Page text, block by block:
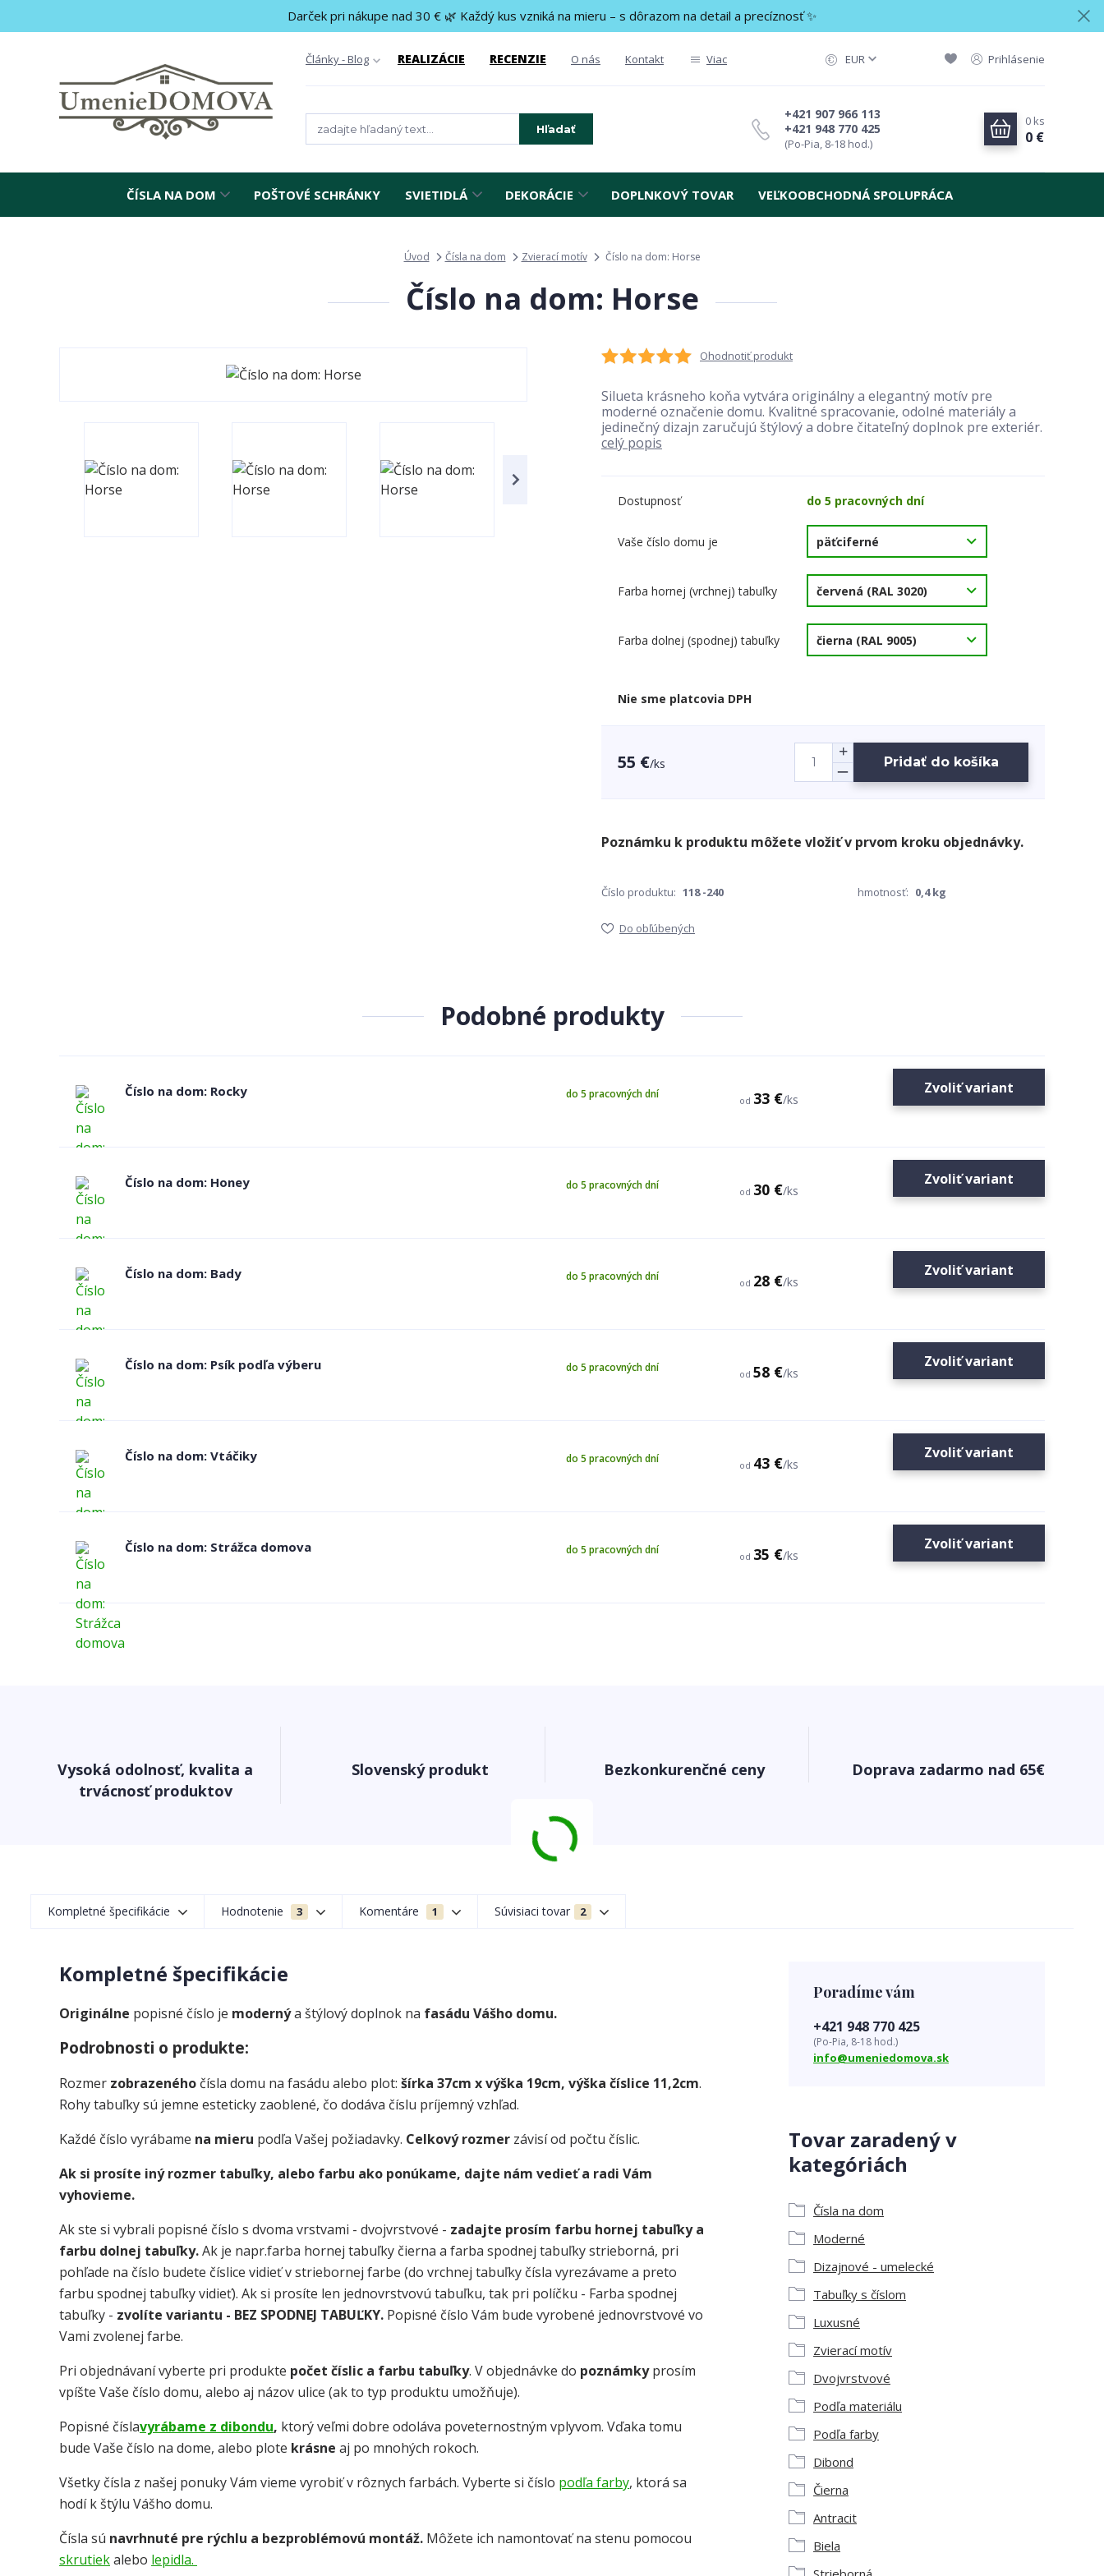
Darček pri nákupe nad 30 € 🌿 Každý kus vzniká na mieru – s dôrazom na detail a precíznosť ✨
Články - Blog REALIZÁCIE RECENZIE O nás Kontakt Viac EUR Prihlásenie
Hľadať +421 948 770 425
+421 907 966 113
(Po-Pia, 8-18 hod.)
0 ks
0 €
ČÍSLA NA DOM POŠTOVÉ SCHRÁNKY SVIETIDLÁ DEKORÁCIE DOPLNKOVÝ TOVAR VEĽKOOBCHODNÁ SPOLUPRÁCA
Úvod Čísla na dom Zvierací motív Číslo na dom: Horse
Číslo na dom: Horse
Ohodnotiť produkt
Silueta krásneho koňa vytvára originálny a elegantný motív pre
moderné označenie domu. Kvalitné spracovanie, odolné materiály a
jedinečný dizajn zaručujú štýlový a dobre čitateľný doplnok pre exteriér.
celý popis
Dostupnosť do 5 pracovných dní
Vaše číslo domu je
Farba hornej (vrchnej) tabuľky
Farba dolnej (spodnej) tabuľky
Nie sme platcovia DPH
55 €/ks Pridať do košíka
Číslo produktu: 118 -240 hmotnosť: 0,4 kg
Do obľúbených
Podobné produkty
Číslo na dom: Rocky
od 33 €/ks
do 5 pracovných dní Zvoliť variant
Číslo na dom: Honey
od 30 €/ks
do 5 pracovných dní Zvoliť variant
Číslo na dom: Bady
od 28 €/ks
do 5 pracovných dní Zvoliť variant
Číslo na dom: Psík podľa výberu
od 58 €/ks
do 5 pracovných dní Zvoliť variant
Číslo na dom: Vtáčiky
od 43 €/ks
do 5 pracovných dní Zvoliť variant
Číslo na dom: Strážca domova
od 35 €/ks
do 5 pracovných dní Zvoliť variant
Vysoká odolnosť, kvalita a
trvácnosť produktov
Slovenský produkt Bezkonkurenčné ceny Doprava zadarmo nad 65€
Kompletné špecifikácie Hodnotenie 3 Komentáre 1 Súvisiaci tovar 2
Kompletné špecifikácie
Originálne popisné číslo je modernýa štýlový doplnok na fasádu Vášho domu.
Podrobnosti o produkte:
Rozmer zobrazeného čísla domu na fasádu alebo plot: šírka 37cm x výška 19cm, výška číslice 11,2cm.
Rohy tabuľky sú jemne esteticky zaoblené, čo dodáva číslu príjemný vzhľad.
Každé číslo vyrábame na mieru podľa Vašej požiadavky. Celkový rozmer závisí od počtu číslic.
Ak si prosíte iný rozmer tabuľky, alebo farbu ako ponúkame, dajte nám vedieť a radi Vám
vyhovieme.
Ak ste si vybrali popisné číslo s dvoma vrstvami - dvojvrstvové - zadajte prosím farbu hornej tabuľky a
farbu dolnej tabuľky.Ak je napr.farba hornej tabuľky čierna a farba spodnej tabuľky strieborná, pri
pohľade na číslo budete číslice vidieť v striebornej farbe (do vrchnej tabuľky čísla vyrezávame a preto
farbu spodnej tabuľky vidieť). Ak si prosíte len jednovrstvovú tabuľku, tak pri políčku - Farba spodnej
tabuľky - zvolíte variantu - BEZ SPODNEJ TABUĽKY. Popisné číslo Vám bude vyrobené jednovrstvové vo
Vami zvolenej farbe.
Pri objednávaní vyberte pri produkte počet číslic a farbu tabuľky. V objednávke do poznámkyprosím
vpíšte Vaše číslo domu, alebo aj názov ulice (ak to typ produktu umožňuje).
Popisné číslavyrábame z dibondu, ktorý veľmi dobre odoláva poveternostným vplyvom. Vďaka tomu
bude Vaše číslo na dome, alebo plote krásne aj po mnohých rokoch.
Všetky čísla z našej ponuky Vám vieme vyrobiť v rôznych farbách. Vyberte si číslo podľa farby, ktorá sa
hodí k štýlu Vášho domu.
Čísla sú navrhnuté pre rýchlu a bezproblémovú montáž. Môžete ich namontovať na stenu pomocou
skrutiekalebo lepidla.
Tovar zaradený v
kategóriách
Čísla na dom
Moderné
Dizajnové - umelecké
Tabuľky s číslom
Luxusné
Zvierací motív
Dvojvrstvové
Podľa materiálu
Podľa farby
Dibond
Čierna
Antracit
Biela
Poradíme vám
+421 948 770 425
(Po-Pia, 8-18 hod.)
info@umeniedomova.sk